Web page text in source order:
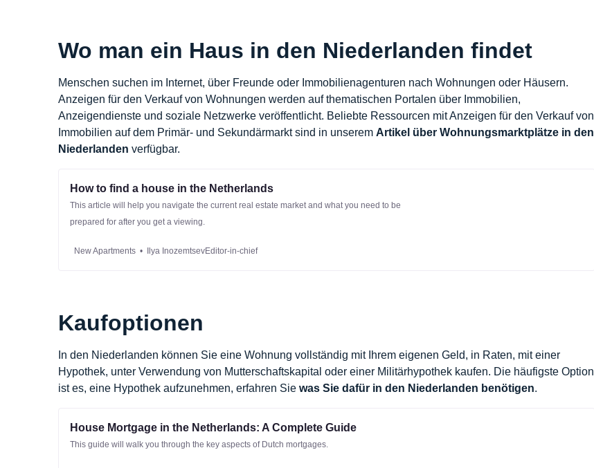
Wo man ein Haus in den Niederlanden findet
Menschen suchen im Internet, über Freunde oder Immobilienagenturen nach Wohnungen oder Häusern.
Anzeigen für den Verkauf von Wohnungen werden auf thematischen Portalen über Immobilien,
Anzeigendienste und soziale Netzwerke veröffentlicht. Beliebte Ressourcen mit Anzeigen für den Verkauf von
Immobilien auf dem Primär- und Sekundärmarkt sind in unserem Artikel über Wohnungsmarktplätze in den
Niederlanden verfügbar.
How to find a house in the Netherlands
This article will help you navigate the current real estate market and what you need to be
prepared for after you get a viewing.
New Apartments Ilya InozemtsevEditor-in-chief
Kaufoptionen
In den Niederlanden können Sie eine Wohnung vollständig mit Ihrem eigenen Geld, in Raten, mit einer
Hypothek, unter Verwendung von Mutterschaftskapital oder einer Militärhypothek kaufen. Die häufigste Option
ist es, eine Hypothek aufzunehmen, erfahren Sie was Sie dafür in den Niederlanden benötigen.
House Mortgage in the Netherlands: A Complete Guide
This guide will walk you through the key aspects of Dutch mortgages.